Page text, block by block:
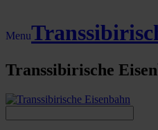
Menu
Transsibirische